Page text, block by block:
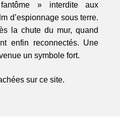
» interdite aux
d’espionnage sous terre.
la chute du mur, quand
enfin reconnectés. Une
un symbole fort.
sur ce site.